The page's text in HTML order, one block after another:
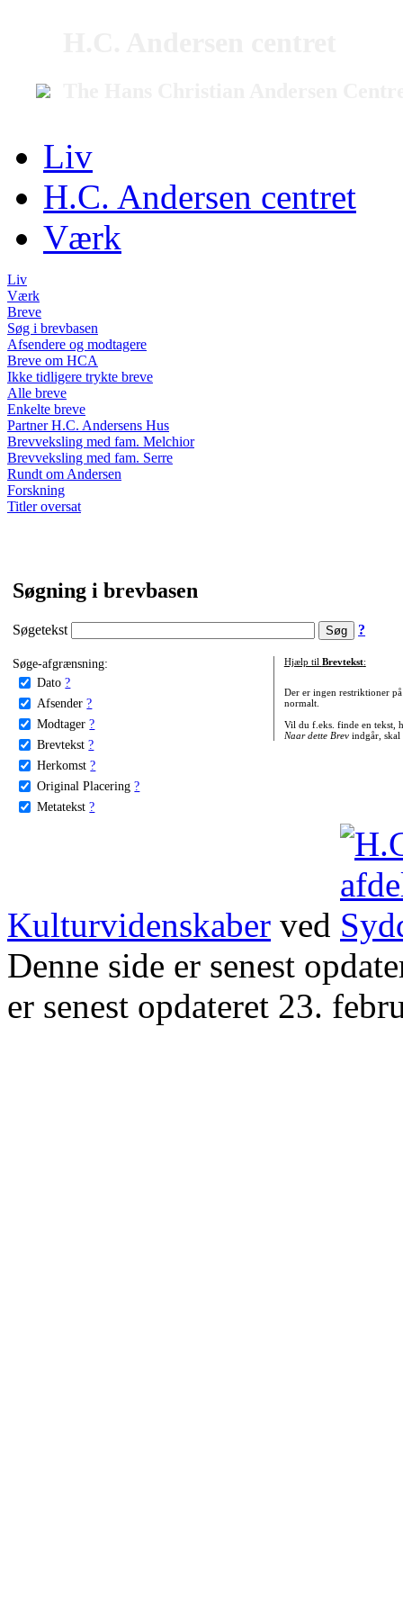
Liv
H.C. Andersen centret
Værk
Liv
Værk
Breve
Søg i brevbasen
Afsendere og modtagere
Breve om HCA
Ikke tidligere trykte breve
Alle breve
Enkelte breve
Partner H.C. Andersens Hus
Brevveksling med fam. Melchior
Brevveksling med fam. Serre
Rundt om Andersen
Forskning
Titler oversat
Søgning i brevbasen
Søgetekst ?
Søge-afgrænsning:
Dato ?
Afsender ?
Modtager ?
Brevtekst ?
Herkomst ?
Original Placering ?
Metatekst ?
Hjælp til Brevtekst:
Der er ingen restriktioner
normalt.
Vil du f.eks. finde en tekst,
Naar dette Brevindgår, skal
Kulturvidenskaber ved
Denne side er senest
er senest opdateret 23.